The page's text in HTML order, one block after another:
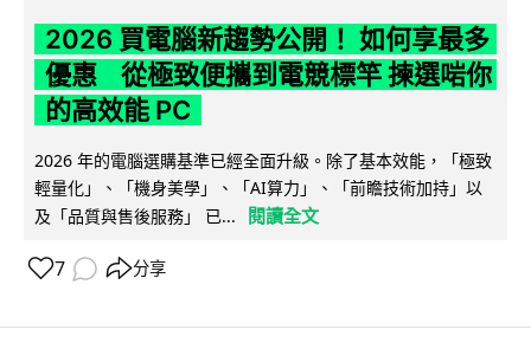
2026 買電腦新趨勢公開！ 如何享最多
優惠 從極致便攜到電競標竿 揀選啱你
的高效能 PC
2026 年的電腦選購基準已經全面升級。除了基本效能，「極致
輕量化」、「機身美學」、「AI算力」、「前瞻技術加持」以
及「品質與售後服務」 已...
閱讀全文
7 分享